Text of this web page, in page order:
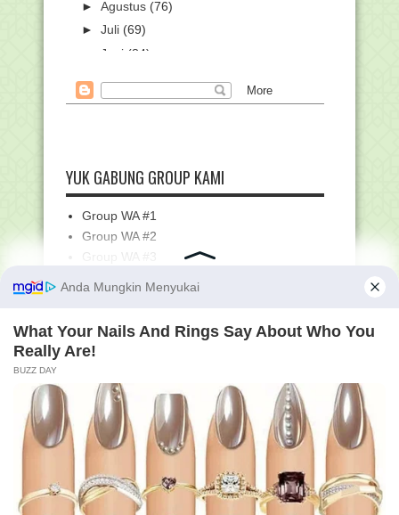
► Agustus (76)
► Juli (69)
Juni (84)
►April(108)
Kemenag Kembali Gelar Super Camp
Peneliti Muda Mad...
3 Puisi Tentang Ramadhan untuk
Menyambut Ramadhan ...
Download Kumpulan Kisi-Kisi Seleksi
Surat Pengantar POS Asesmen
Kumpulan Twibbon Harlah Pergunu ke-
Asesmen Nasiona...
Kapasitas Jemaah Tempat Ibadah di
PPKM Level 1 Kin...
Edaran Menag No SE. 06 Tahun 2022
Kemenag Susun Juknis Tunjangan
Sertifikasi dan Ban...
YUK GABUNG GROUP KAMI
Group WA #1
Group WA #2
Group WA #3
Group WA #5
Group WA #7
Group WA #8
Group WA #9
Group WA #10
Group WA #11
Group WA #12
Group WA #14
Group WA #15